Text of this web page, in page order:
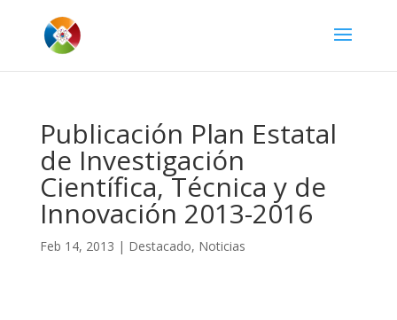
Publicación Plan Estatal
de Investigación
Científica, Técnica y de
Innovación 2013-2016
Feb 14, 2013 | Destacado, Noticias